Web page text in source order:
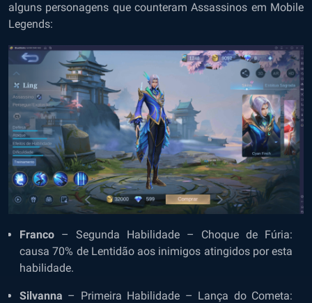
alguns personagens que counteram Assassinos em Mobile
Legends:
Franco – Segunda Habilidade – Choque de Fúria:
causa 70% de Lentidão aos inimigos atingidos por esta
habilidade.
Silvanna – Primeira Habilidade – Lança do Cometa: